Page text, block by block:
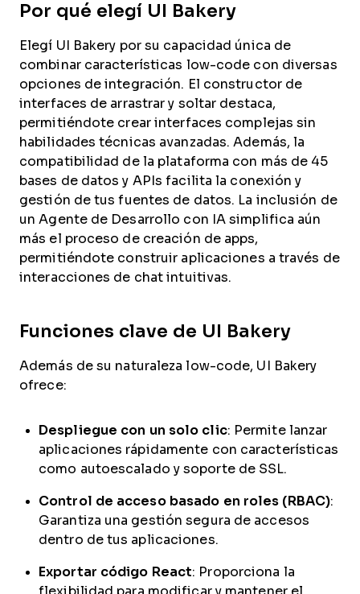
Por qué elegí UI Bakery
Elegí UI Bakery por su capacidad única de
combinar características low-code con diversas
opciones de integración. El constructor de
interfaces de arrastrar y soltar destaca,
permitiéndote crear interfaces complejas sin
habilidades técnicas avanzadas. Además, la
compatibilidad de la plataforma con más de 45
bases de datos y APIs facilita la conexión y
gestión de tus fuentes de datos. La inclusión de
un Agente de Desarrollo con IA simplifica aún
más el proceso de creación de apps,
permitiéndote construir aplicaciones a través de
interacciones de chat intuitivas.
Funciones clave de UI Bakery
Además de su naturaleza low-code, UI Bakery
ofrece:
Despliegue con un solo clic: Permite lanzar
aplicaciones rápidamente con características
como autoescalado y soporte de SSL.
Control de acceso basado en roles (RBAC):
Garantiza una gestión segura de accesos
dentro de tus aplicaciones.
Exportar código React: Proporciona la
flexibilidad para modificar y mantener el